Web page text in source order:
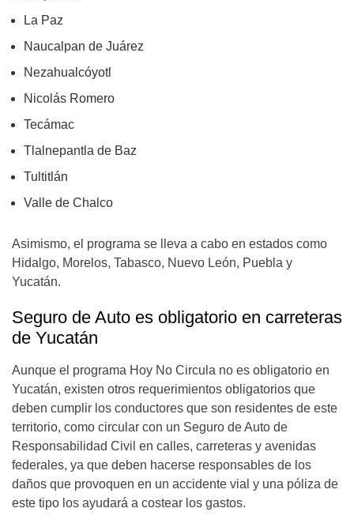
La Paz
Naucalpan de Juárez
Nezahualcóyotl
Nicolás Romero
Tecámac
Tlalnepantla de Baz
Tultitlán
Valle de Chalco
Asimismo, el programa se lleva a cabo en estados como
Hidalgo, Morelos, Tabasco, Nuevo León, Puebla y
Yucatán.
Seguro de Auto es obligatorio en carreteras
de Yucatán
Aunque el programa Hoy No Circula no es obligatorio en
Yucatán, existen otros requerimientos obligatorios que
deben cumplir los conductores que son residentes de este
territorio, como circular con un Seguro de Auto de
Responsabilidad Civil en calles, carreteras y avenidas
federales, ya que deben hacerse responsables de los
daños que provoquen en un accidente vial y una póliza de
este tipo los ayudará a costear los gastos.